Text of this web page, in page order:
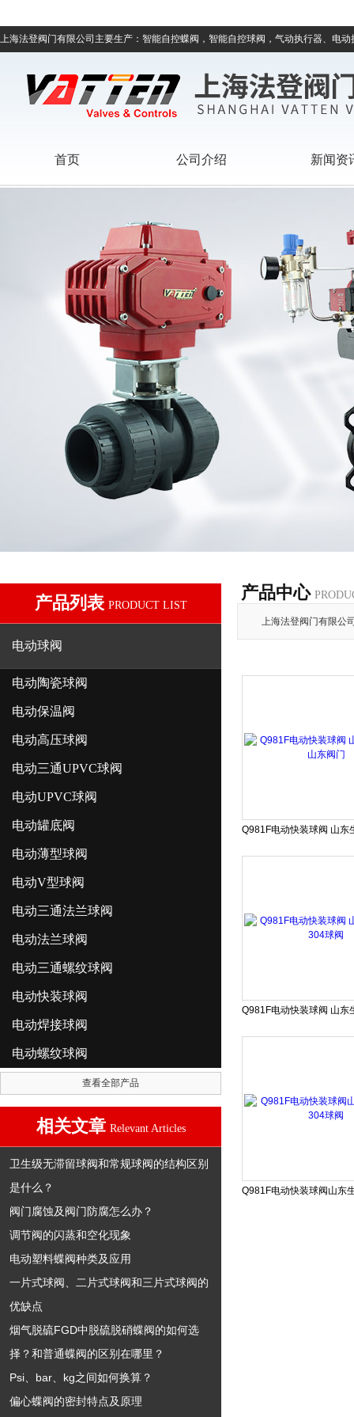
上海法登阀门有限公司主要生产：智能自控蝶阀，智能自控球阀，气动执行器、电
首页 公司介绍 新闻资
产品列表 PRODUCT LIST
电动球阀
电动陶瓷球阀
电动保温阀
电动高压球阀
电动三通UPVC球阀
电动UPVC球阀
电动罐底阀
电动薄型球阀
电动V型球阀
电动三通法兰球阀
电动法兰球阀
电动三通螺纹球阀
电动快装球阀
电动焊接球阀
电动螺纹球阀
查看全部产品
相关文章 Relevant Articles
卫生级无滞留球阀和常规球阀的结构区别
是什么？
阀门腐蚀及阀门防腐怎么办？
调节阀的闪蒸和空化现象
电动塑料蝶阀种类及应用
一片式球阀、二片式球阀和三片式球阀的
优缺点
烟气脱硫FGD中脱硫脱硝蝶阀的如何选
择？和普通蝶阀的区别在哪里？
Psi、bar、kg之间如何换算？
偏心蝶阀的密封特点及原理
产品中心
上海法登阀门有限公